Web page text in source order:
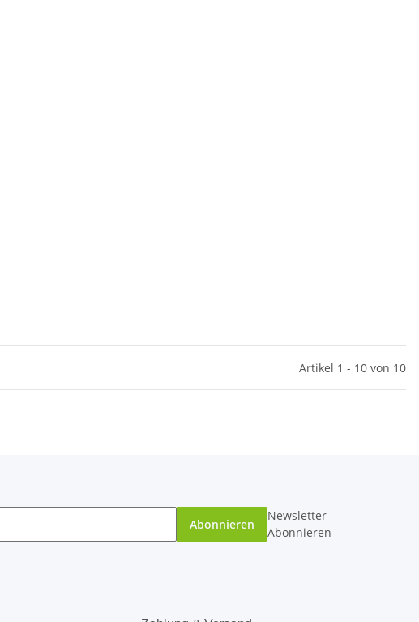
Artikel 1 - 10 von 10
Abonnieren
Newsletter
Abonnieren